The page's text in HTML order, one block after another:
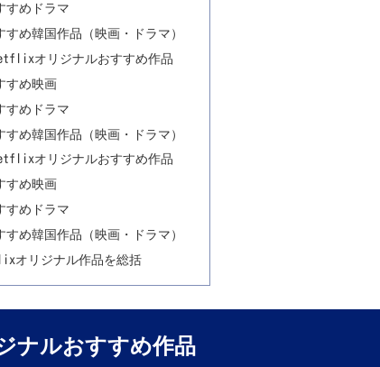
すめドラマ
すめ韓国作品（映画・ドラマ）
オリジナルおすすめ作品
すめ映画
すめドラマ
すめ韓国作品（映画・ドラマ）
オリジナルおすすめ作品
すめ映画
すめドラマ
すめ韓国作品（映画・ドラマ）
オリジナル作品を総括
ナルおすすめ作品